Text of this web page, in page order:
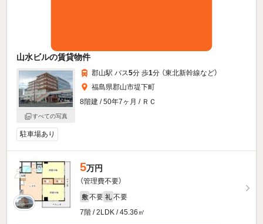
山水ビルの賃貸物件
すべての写真
郡山駅 バス5分 歩1分 （東北新幹線など）
福島県郡山市堤下町
8階建 / 50年7ヶ月 / ＲＣ
駐車場あり
5万円
（管理費不要）
敷 不要 礼 不要
7階 / 2LDK / 45.36㎡